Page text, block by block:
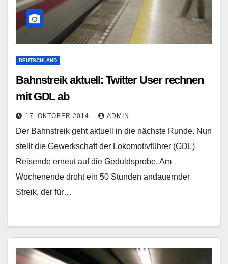
DEUTSCHLAND
Bahnstreik aktuell: Twitter User rechnen
mit GDL ab
17. OKTOBER 2014 ADMIN
Der Bahnstreik geht aktuell in die nächste Runde. Nun
stellt die Gewerkschaft der Lokomotivführer (GDL)
Reisende erneut auf die Geduldsprobe. Am
Wochenende droht ein 50 Stunden andauernder
Streik, der für…